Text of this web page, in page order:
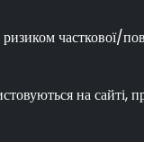
часткової/
на сайті,